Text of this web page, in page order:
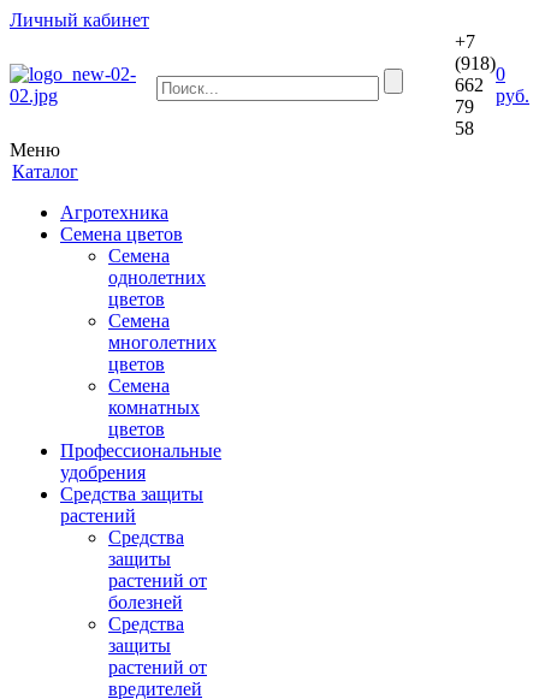
Личный кабинет
+7
(918)
662
79
58
0
руб.
Меню
Каталог
Агротехника
Семена цветов
Семена
однолетних
цветов
Семена
многолетних
цветов
Семена
комнатных
цветов
Профессиональные
удобрения
Средства защиты
растений
Средства
защиты
растений от
болезней
Средства
защиты
растений от
вредителей